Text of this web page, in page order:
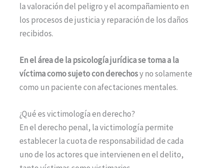
la valoración del peligro y el acompañamiento en
los procesos de justicia y reparación de los daños
recibidos.
En el área de la psicología jurídica se toma a la
víctima como sujeto con derechosy no solamente
como un paciente con afectaciones mentales.
¿Qué es victimología en derecho?
En el derecho penal, la victimología permite
establecer la cuota de responsabilidad de cada
uno de los actores que intervienen en el delito,